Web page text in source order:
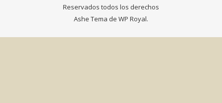
Reservados todos los derechos
Ashe Tema de WP Royal.